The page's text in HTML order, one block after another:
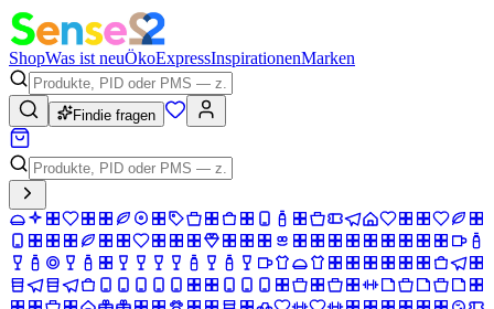
ShopWas ist neuÖkoExpressInspirationenMarken
Findie fragen